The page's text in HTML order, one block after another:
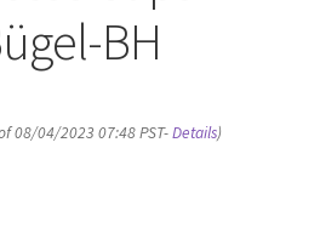
BH
08/04/2023 07:48 PST-Details)